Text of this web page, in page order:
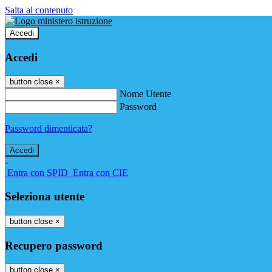
Salta al contenuto
Accedi
Accedi
button close ×
Nome Utente
Password
Password dimenticata?
-
Entra con SPID Entra con CIE
Seleziona utente
button close ×
Recupero password
button close ×